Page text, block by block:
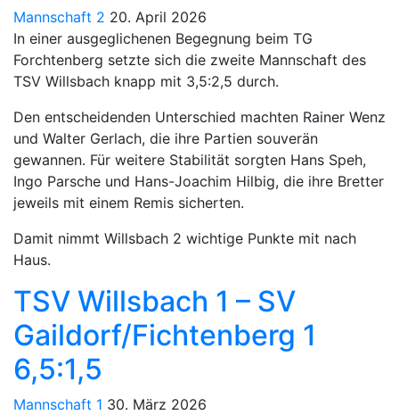
Mannschaft 2 20. April 2026
In einer ausgeglichenen Begegnung beim TG
Forchtenberg setzte sich die zweite Mannschaft des
TSV Willsbach knapp mit 3,5:2,5 durch.
Den entscheidenden Unterschied machten Rainer Wenz
und Walter Gerlach, die ihre Partien souverän
gewannen. Für weitere Stabilität sorgten Hans Speh,
Ingo Parsche und Hans-Joachim Hilbig, die ihre Bretter
jeweils mit einem Remis sicherten.
Damit nimmt Willsbach 2 wichtige Punkte mit nach
Haus.
TSV Willsbach 1 – SV
Gaildorf/Fichtenberg 1
6,5:1,5
Mannschaft 1 30. März 2026